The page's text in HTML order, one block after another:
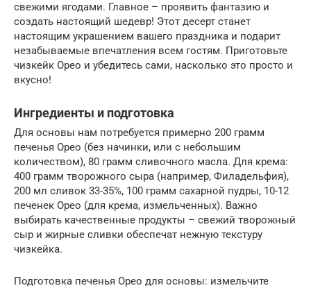
свежими ягодами. Главное – проявить фантазию и
создать настоящий шедевр! Этот десерт станет
настоящим украшением вашего праздника и подарит
незабываемые впечатления всем гостям. Приготовьте
чизкейк Орео и убедитесь сами, насколько это просто и
вкусно!
Ингредиенты и подготовка
Для основы нам потребуется примерно 200 грамм
печенья Орео (без начинки, или с небольшим
количеством), 80 грамм сливочного масла. Для крема:
400 грамм творожного сыра (например, Филадельфия),
200 мл сливок 33-35%, 100 грамм сахарной пудры, 10-12
печенек Орео (для крема, измельченных). Важно
выбирать качественные продукты – свежий творожный
сыр и жирные сливки обеспечат нежную текстуру
чизкейка.
Подготовка печенья Орео для основы: измельчите